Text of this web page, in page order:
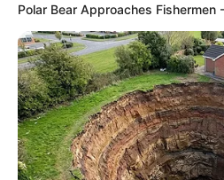
Polar Bear Approaches Fishermen